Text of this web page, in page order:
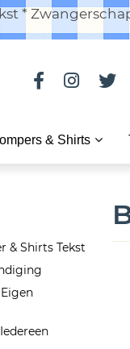
*
& Shirts
& Shirts Tekst